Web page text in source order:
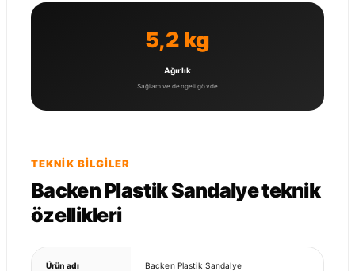
5,2 kg
Ağırlık
Sağlam ve dengeli gövde
TEKNIK BILGILER
Backen Plastik Sandalye teknik
özellikleri
Ürün adı Backen Plastik Sandalye